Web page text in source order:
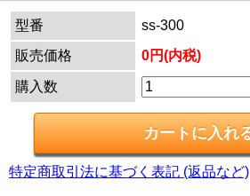
型番
ss-300
販売価格
0円(内税)
購入数
特定商取引法に基づく表記 (返品など)